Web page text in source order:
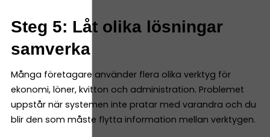
Steg 5: Låt olika lösningar
samverka
Många företagare använder flera olika verktyg för
ekonomi, löner, kvitton och administration. Problemet
uppstår när systemen inte pratar med varandra och du
blir den som måste flytta information mellan verktygen.